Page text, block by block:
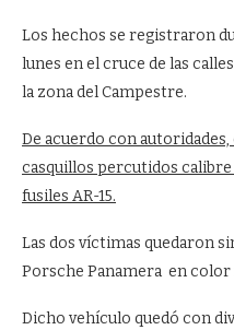
Los hechos se registraron
lunes en el cruce de las
la zona del Campestre.
De acuerdo con
casquillos percutidos calibre
fusiles AR-15.
Las dos víctimas quedaron
Porsche Panamera en color
Dicho vehículo quedó con